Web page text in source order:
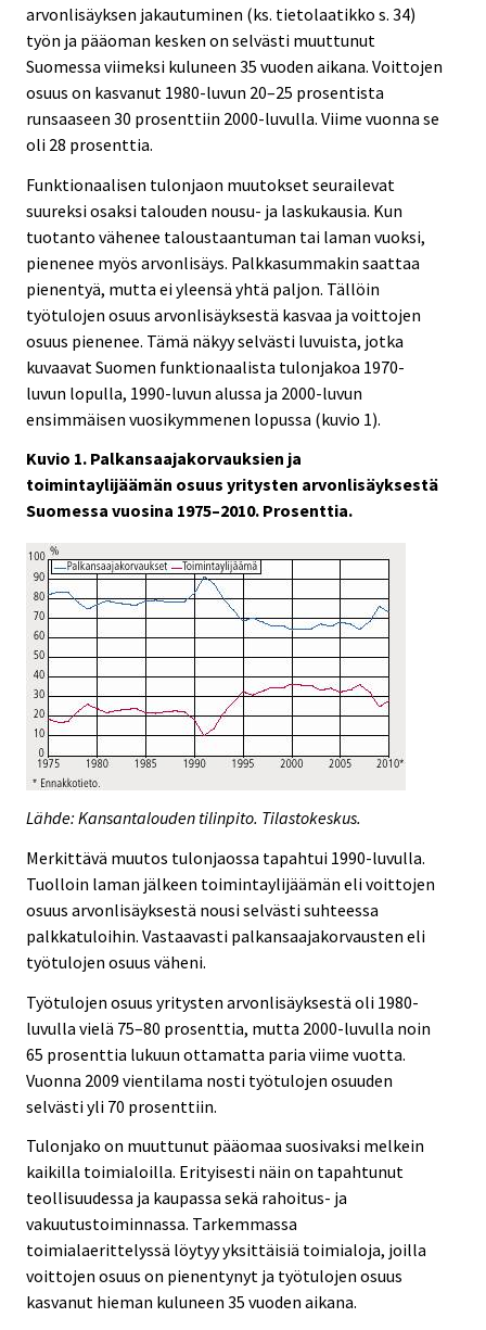
arvonlisäyksen jakautuminen (ks. tietolaatikko s. 34)
työn ja pääoman kesken on selvästi muuttunut
Suomessa viimeksi kuluneen 35 vuoden aikana. Voittojen
osuus on kasvanut 1980-luvun 20–25 prosentista
runsaaseen 30 prosenttiin 2000-luvulla. Viime vuonna se
oli 28 prosenttia.
Funktionaalisen tulonjaon muutokset seurailevat
suureksi osaksi talouden nousu- ja laskukausia. Kun
tuotanto vähenee taloustaantuman tai laman vuoksi,
pienenee myös arvonlisäys. Palkkasummakin saattaa
pienentyä, mutta ei yleensä yhtä paljon. Tällöin
työtulojen osuus arvonlisäyksestä kasvaa ja voittojen
osuus pienenee. Tämä näkyy selvästi luvuista, jotka
kuvaavat Suomen funktionaalista tulonjakoa 1970-
luvun lopulla, 1990-luvun alussa ja 2000-luvun
ensimmäisen vuosikymmenen lopussa (kuvio 1).
Kuvio 1. Palkansaajakorvauksien ja
toimintaylijäämän osuus yritysten arvonlisäyksestä
Suomessa vuosina 1975–2010. Prosenttia.
Lähde: Kansantalouden tilinpito. Tilastokeskus.
Merkittävä muutos tulonjaossa tapahtui 1990-luvulla.
Tuolloin laman jälkeen toimintaylijäämän eli voittojen
osuus arvonlisäyksestä nousi selvästi suhteessa
palkkatuloihin. Vastaavasti palkansaajakorvausten eli
työtulojen osuus väheni.
Työtulojen osuus yritysten arvonlisäyksestä oli 1980-
luvulla vielä 75–80 prosenttia, mutta 2000-luvulla noin
65 prosenttia lukuun ottamatta paria viime vuotta.
Vuonna 2009 vientilama nosti työtulojen osuuden
selvästi yli 70 prosenttiin.
Tulonjako on muuttunut pääomaa suosivaksi melkein
kaikilla toimialoilla. Erityisesti näin on tapahtunut
teollisuudessa ja kaupassa sekä rahoitus- ja
vakuutustoiminnassa. Tarkemmassa
toimialaerittelyssä löytyy yksittäisiä toimialoja, joilla
voittojen osuus on pienentynyt ja työtulojen osuus
kasvanut hieman kuluneen 35 vuoden aikana.